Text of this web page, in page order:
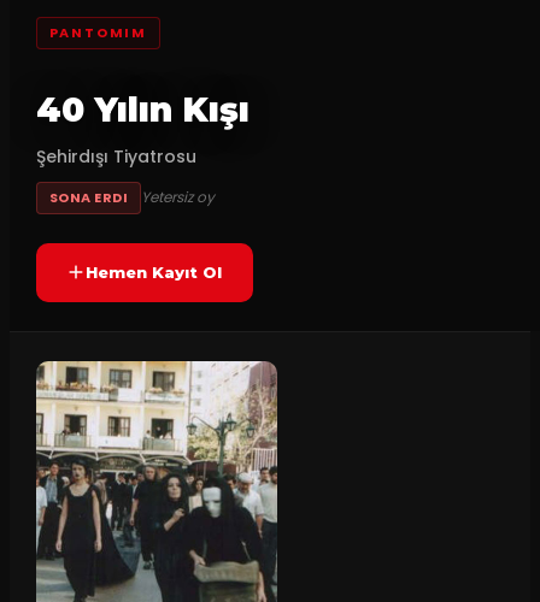
PANTOMIM
40 Yılın Kışı
Şehirdışı Tiyatrosu
SONA ERDI Yetersiz oy
Hemen Kayıt Ol